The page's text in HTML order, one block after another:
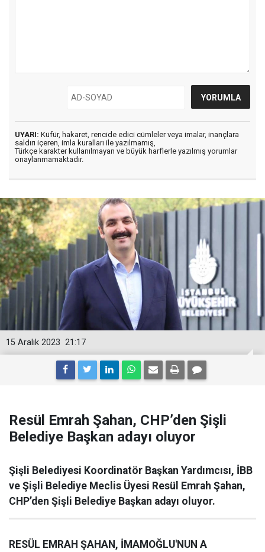
UYARI: Küfür, hakaret, rencide edici cümleler veya imalar, inançlara
saldırı içeren, imla kuralları ile yazılmamış,
Türkçe karakter kullanılmayan ve büyük harflerle yazılmış yorumlar
onaylanmamaktadır.
21:17
15 Aralık 2023
Resül Emrah Şahan, CHP’den Şişli
Belediye Başkan adayı oluyor
Şişli Belediyesi Koordinatör Başkan Yardımcısı, İBB
ve Şişli Belediye Meclis Üyesi Resül Emrah Şahan,
CHP’den Şişli Belediye Başkan adayı oluyor.
RESÜL EMRAH ŞAHAN, İMAMOĞLU'NUN A